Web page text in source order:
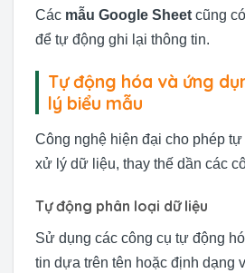
Các mẫu Google Sheet cũng
để tự động ghi lại thông tin.
Tự động hóa và ứng
lý biểu mẫu
Công nghệ hiện đại cho phép
xử lý dữ liệu, thay thế dần các
Tự động phân loại dữ liệu
Sử dụng các công cụ tự động
tin dựa trên tên hoặc định dạng